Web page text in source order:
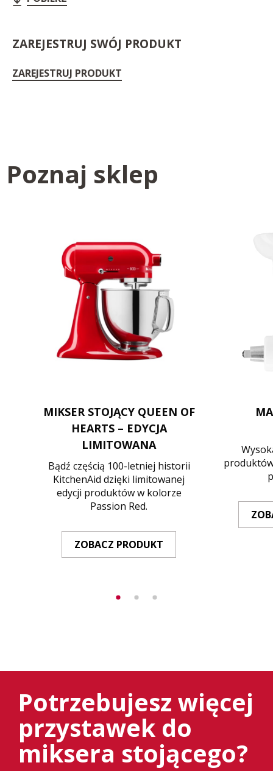
ZAREJESTRUJ SWÓJ PRODUKT
ZAREJESTRUJ PRODUKT
Poznaj sklep
MIKSER STOJĄCY QUEEN OF
HEARTS – EDYCJA
LIMITOWANA
Bądź częścią 100-letniej historii
KitchenAid dzięki limitowanej
edycji produktów w kolorze
Passion Red.
ZOBACZ PRODUKT
Potrzebujesz więcej
przystawek do
miksera stojącego?